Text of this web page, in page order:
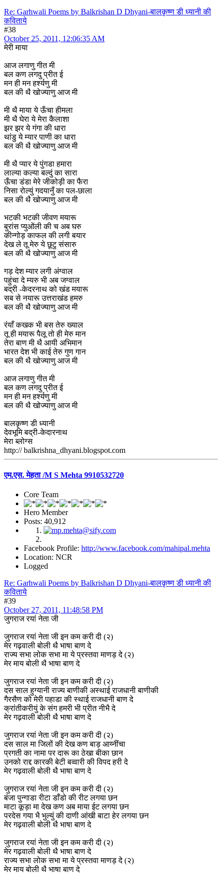
Re: Garhwali Poems by Balkrishan D Dhyani-बालकृष्ण डी ध्यानी की
कविताये
#38
October 25, 2011, 12:06:35 AM
मेरी माया
आज लगाणु गीत मी
बल कण लगदु प्रीत ई
मन ही मन हर्श्यणु मी
बल की थै खोज्याणु आज मी
मी थै माया ये ऊँचा हीमला
मी थै घेरा ये मेरा कैलाशा
झर झर ये गंगा की धारा
थांडु ये म्यार पाणी का धारा
बल की थै खोज्याणु आज मी
मी थै प्यार ये पुंगडा हमारा
लाल्या कल्या बल्दुं का सारा
ऊँचा डंडा मेरे जीकोड़ी का फैरा
निसा रोल्युं गदयानुँ का पल-छाला
बल की थै खोज्याणु आज मी
भटकी भटकी जीवण मयारू
बुरांस प्युओंली की च अब घरु
कीन्गोड़ काफल की लगी बयार
देख ले तू मेरु ये छूटु संसारु
बल की थै खोज्याणु आज मी
गड़ देश म्यार लगी अंग्वाल
पहुंचा दे म्यरु भी अब जग्वाल
बद्री -केदरनाथ को खंड मयारू
सब से नयारू उत्तराखंड हमरु
बल की थै खोज्याणु आज मी
रंयाँ कखक भी बस तेरु ख्याल
तू ही मयारू पैलू तो ही मेरु मान
तेरा बाण मी थै आयी अभिमान
भारत देश भी काई तेरु गुण गान
बल की थै खोज्याणु आज मी
आज लगाणु गीत मी
बल कण लगदु प्रीत ई
मन ही मन हर्श्यणु मी
बल की थै खोज्याणु आज मी
बालकृष्ण डी ध्यानी
देवभूमि बद्री-केदारनाथ
मेरा ब्लोग्स
http:// balkrishna_dhyani.blogspot.com
एम.एस. मेहता /M S Mehta 9910532720
Core Team
Hero Member
Posts: 40,912
Facebook Profile: http://www.facebook.com/mahipal.mehta
Location: NCR
Logged
Re: Garhwali Poems by Balkrishan D Dhyani-बालकृष्ण डी ध्यानी की
कविताये
#39
October 27, 2011, 11:48:58 PM
जुगराज रयां नेता जी
जुगराज रयां नेता जी इन कम करी दी (२)
मेर गढ़वाली बोली थै भाषा बाण दे
राज्य सभा लोक सभा मा ये प्रस्तवा माणड़ दे (२)
मेर माय बोली थै भाषा बाण दे
जुगराज रयां नेता जी इन कम करी दी (२)
दस साल हुग्यानी राज्य बाणीकी अस्थाई राजधानी बाणीकी
गैरसैण को मेरी पहाडा की स्थाई राजधानी बाण दे
क्रांतीकरीयुं के संग हमरी भी प्रीत नीभै दे
मेर गढ़वाली बोली थै भाषा बाण दे
जुगराज रयां नेता जी इन कम करी दी (२)
दस साल मा जिलों की देख कण बाड़ आय्नींचा
प्रगती का नामा पर दारू का ठेखा बीका छान
उनको राद्द कारकी बेटी बव्वारी की विपद हरी दे
मेर गढ़वाली बोली थै भाषा बाण दे
जुगराज रयां नेता जी इन कम करी दी (२)
बंजा पुन्गाडा रीटा डाँडो की रीट लगया छन
माटा कूड़ा मा देख कण अब माया ईट लगया छन
परदेस गया भै भुल्युं की दाणी आंखी बाटा हेर लगया छन
मेर गढ़वाली बोली थै भाषा बाण दे
जुगराज रयां नेता जी इन कम करी दी (२)
मेर गढ़वाली बोली थै भाषा बाण दे
राज्य सभा लोक सभा मा ये प्रस्तवा माणड़ दे (२)
मेर माय बोली थै भाषा बाण दे